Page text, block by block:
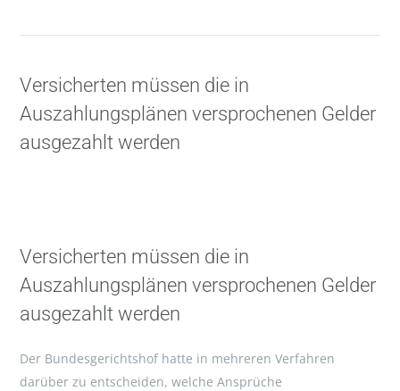
Versicherten müssen die in
Auszahlungsplänen versprochenen Gelder
ausgezahlt werden
Versicherten müssen die in
Auszahlungsplänen versprochenen Gelder
ausgezahlt werden
Der Bundesgerichtshof hatte in mehreren Verfahren
darüber zu entscheiden, welche Ansprüche